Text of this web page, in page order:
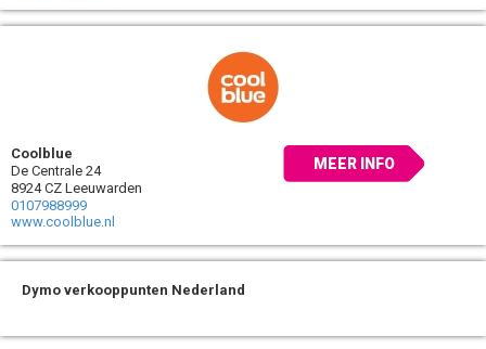
Coolblue
De Centrale 24
8924 CZ Leeuwarden
0107988999
www.coolblue.nl
MEER INFO
Dymo verkooppunten Nederland